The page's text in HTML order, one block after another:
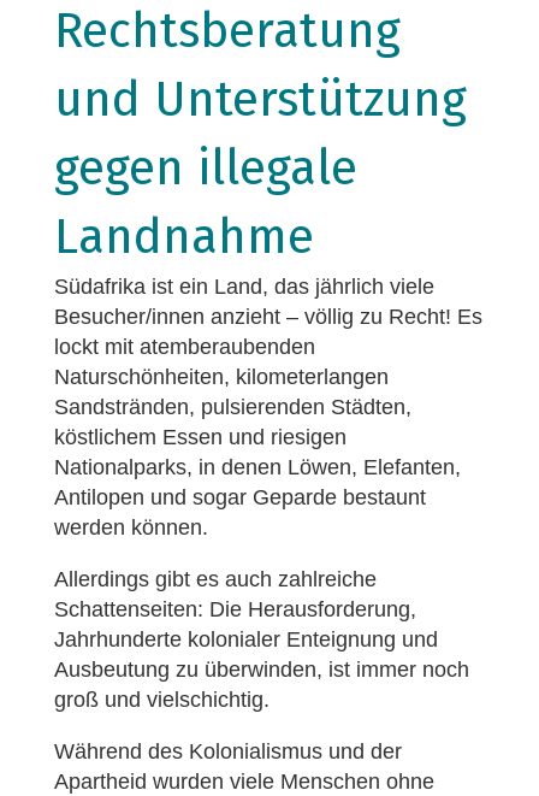
Rechtsberatung
und Unterstützung
gegen illegale
Landnahme
Südafrika ist ein Land, das jährlich viele
Besucher/innen anzieht – völlig zu Recht! Es
lockt mit atemberaubenden
Naturschönheiten, kilometerlangen
Sandstränden, pulsierenden Städten,
köstlichem Essen und riesigen
Nationalparks, in denen Löwen, Elefanten,
Antilopen und sogar Geparde bestaunt
werden können.
Allerdings gibt es auch zahlreiche
Schattenseiten: Die Herausforderung,
Jahrhunderte kolonialer Enteignung und
Ausbeutung zu überwinden, ist immer noch
groß und vielschichtig.
Während des Kolonialismus und der
Apartheid wurden viele Menschen ohne